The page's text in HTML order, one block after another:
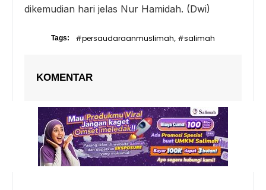
dikemudian hari jelas Nur Hamidah. (Dwi)
Tags: #persaudaraanmuslimah, #salimah
KOMENTAR